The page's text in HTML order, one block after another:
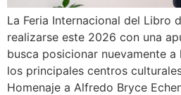
La Feria Internacional del Libro
realizarse este 2026 con una
busca posicionar nuevamente
los principales centros
Homenaje a Alfredo Bryce